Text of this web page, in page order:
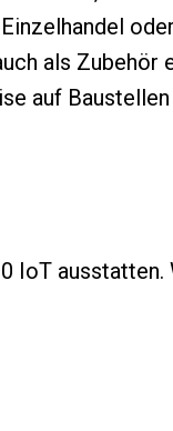
als Zubehör
auf
IoT